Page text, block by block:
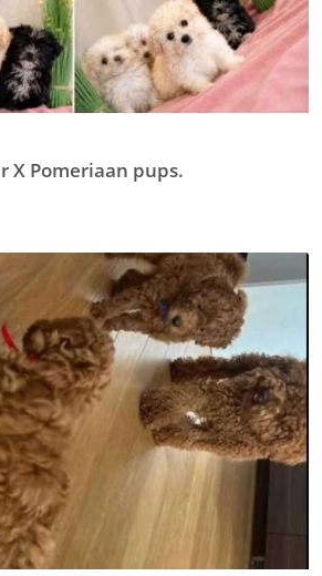
X Pomeriaan pups.